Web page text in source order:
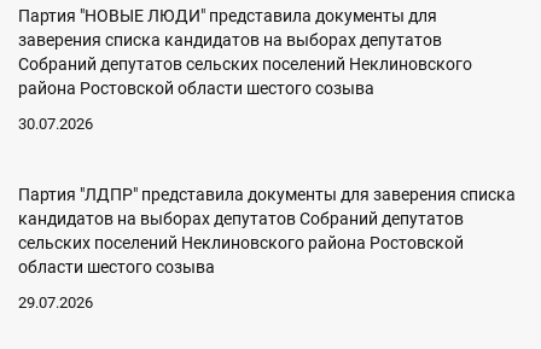
Партия "НОВЫЕ ЛЮДИ" представила документы для
заверения списка кандидатов на выборах депутатов
Собраний депутатов сельских поселений Неклиновского
района Ростовской области шестого созыва
30.07.2026
Партия "ЛДПР" представила документы для заверения списка
кандидатов на выборах депутатов Собраний депутатов
сельских поселений Неклиновского района Ростовской
области шестого созыва
29.07.2026